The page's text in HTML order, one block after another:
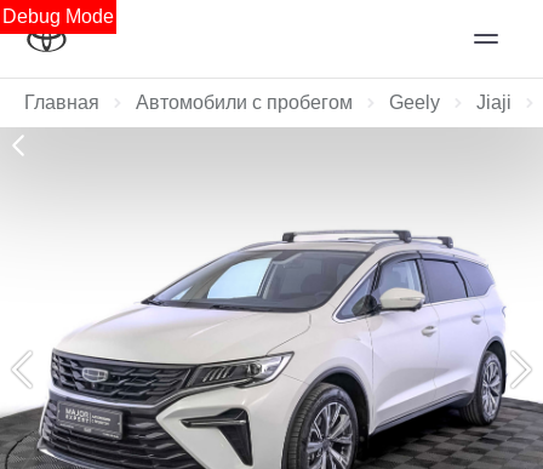
Debug Mode
Главная Автомобили с пробегом Geely Jiaji